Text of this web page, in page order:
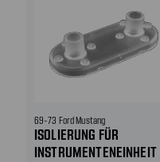
69-73 Ford Mustang
ISOLIERUNG FÜR
INSTRUMENTENEINHEIT